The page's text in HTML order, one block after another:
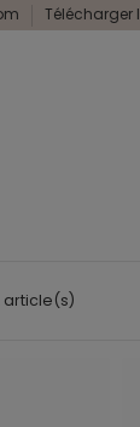
Télécharger
article(s)